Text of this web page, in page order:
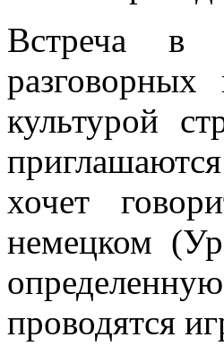
Встреча в
культурой
хочет
немецком
проводятся